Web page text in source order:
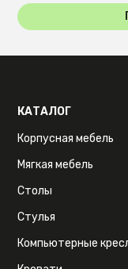
КАТАЛОГ
Корпусная мебель
Мягкая мебель
Столы
Стулья
Компьютерные